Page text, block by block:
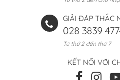
GIẢI ĐÁP THẮC
028 3839
Từ thứ 2 đến thứ 7
KẾT NỐI VỚI